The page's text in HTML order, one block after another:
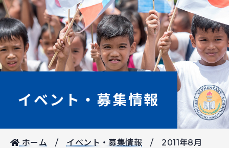
イベント・募集情報
ホーム イベント・募集情報 2011年8月